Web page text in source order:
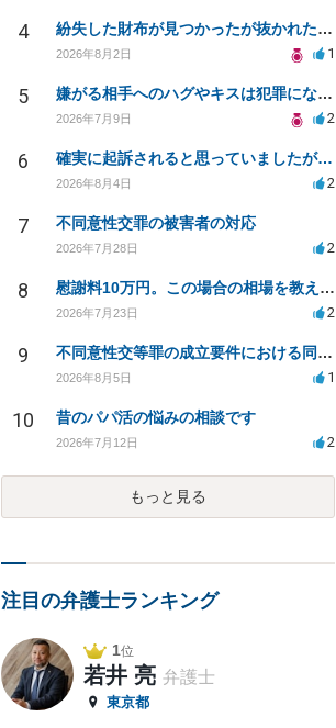
4 紛失した財布が見つかったが抜かれた現金について
2026年8月2日 1
5 嫌がる相手へのハグやキスは犯罪にならないのか？
2026年7月9日 2
6 確実に起訴されると思っていましたが…
2026年8月4日 2
7 不同意性交罪の被害者の対応
2026年7月28日 2
8 慰謝料10万円。この場合の相場を教えてください。
2026年7月23日 2
9 不同意性交等罪の成立要件における同意とアルコールの影響
2026年8月5日 1
10 昔のパパ活の悩みの相談です
2026年7月12日 2
もっと見る
注目の弁護士ランキング
1位
若井 亮 弁護士
東京都